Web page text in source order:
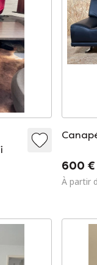
600 €
À partir